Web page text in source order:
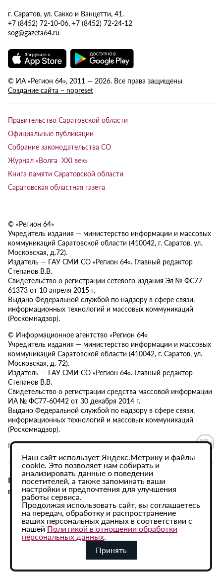
г. Саратов, ул. Сакко и Ванцетти, 41.
+7 (8452) 72-10-06, +7 (8452) 72-24-12
sog@gazeta64.ru
© ИА «Регион 64», 2011 — 2026. Все права защищены
Создание сайта – nopreset
Правительство Саратовской области
Официальные публикации
Собрание законодательства СО
Журнал «Волга XXI век»
Книга памяти Саратовской области
Саратовская областная газета
© «Регион 64»
Учредитель издания — министерство информации и массовых
коммуникаций Саратовской области (410042, г. Саратов, ул.
Московская, д.72).
Издатель — ГАУ СМИ СО «Регион 64». Главный редактор
Степанов В.В.
Свидетельство о регистрации сетевого издания Эл № ФС77-
61373 от 10 апреля 2015 г.
Выдано Федеральной службой по надзору в сфере связи,
информационных технологий и массовых коммуникаций
(Роскомнадзор).
© Информационное агентство «Регион 64»
Учредитель издания — министерство информации и массовых
коммуникаций Саратовской области (410042, г. Саратов, ул.
Московская, д. 72).
Издатель — ГАУ СМИ СО «Регион 64». Главный редактор
Степанов В.В.
Свидетельство о регистрации средства массовой информации
ИА № ФС77-60442 от 30 декабря 2014 г.
Выдано Федеральной службой по надзору в сфере связи,
информационных технологий и массовых коммуникаций
(Роскомнадзор).
Политика в отношении обработки персональных данных
При использовании материалов сайта активная
гиперссылка на ИА «Регион 64» обязательна.
Наш сайт использует Яндекс.Метрику и файлы
cookie. Это позволяет нам собирать и
анализировать данные о поведении
посетителей, а также запоминать ваши
настройки и предпочтения для улучшения
работы сервиса.
Продолжая использовать сайт, вы соглашаетесь
на передач, обработку и распространение
ваших персональных данных в соответствии с
нашей Политикой в отношении обработки
персональных данных.
Принять